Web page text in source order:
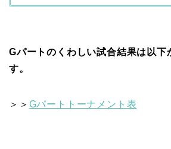
Gパートのくわしい試合結果は以下
す。
＞＞ Gパートトーナメント表